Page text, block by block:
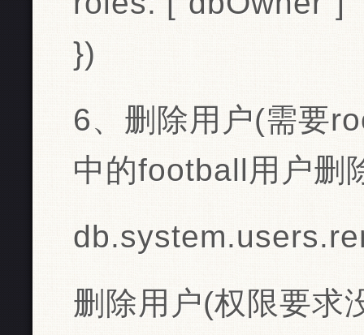
})
6、删除用户(需要
中的football用户删
删除用户(权限要求